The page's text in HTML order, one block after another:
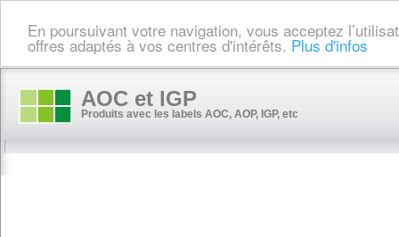
En poursuivant votre navigation, vous acceptez
offres adaptés à vos centres d'intérêts. Plus d'infos
AOC et IGP
Produits avec les labels AOC, AOP, IGP, etc